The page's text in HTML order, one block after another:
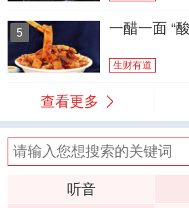
5 一醋一面 “
生财有道
查看更多
听音